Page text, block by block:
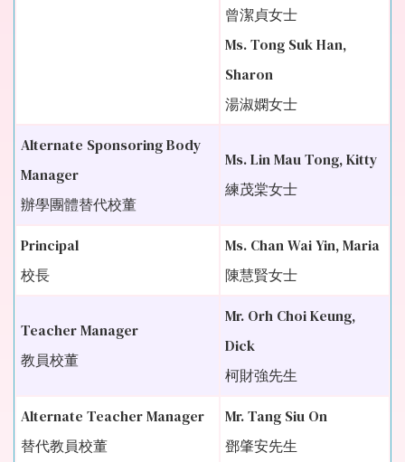
曾潔貞女士
Ms. Tong Suk Han,
Sharon
湯淑嫻女士
Alternate Sponsoring Body
Manager
辦學團體替代校董
Ms. Lin Mau Tong, Kitty
練茂棠女士
Principal
校長
Ms. Chan Wai Yin, Maria
陳慧賢女士
Teacher Manager
教員校董
Mr. Orh Choi Keung,
Dick
柯財強先生
Alternate Teacher Manager
替代教員校董
Mr. Tang Siu On
鄧肇安先生